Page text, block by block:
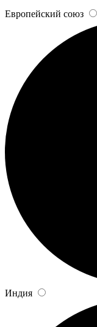
Европейский союз
Индия